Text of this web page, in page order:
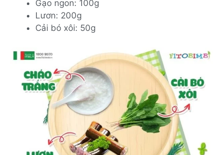
Gạo ngon: 100g
Lươn: 200g
Cải bó xôi: 50g